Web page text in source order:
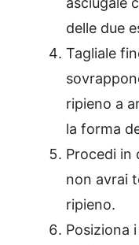
delle due
Tagliale
ripieno a
la forma
Procedi in
non avrai
ripieno.
Posiziona